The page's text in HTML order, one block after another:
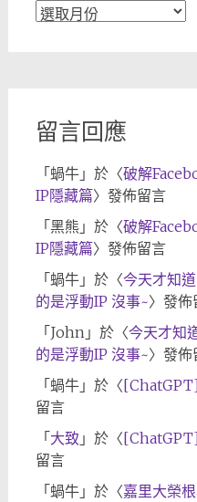
文
留言回應
「 蝸牛」於〈破解
IP隱藏篇〉發佈留言
「 黑熊 」於〈破解
IP隱藏篇〉發佈留言
「 蝸牛」於〈今天才知
的是浮動IP 沒事~〉發佈
「 John」於〈今天才知
的是浮動IP 沒事~〉發佈
「 蝸牛」於〈
留言
「 大致 」於〈
留言
「 蝸牛」於〈嘉里大榮